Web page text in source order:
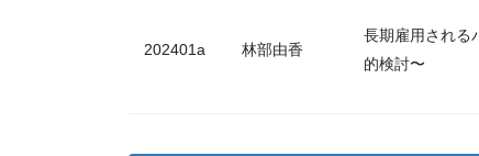
202401a 林部由香
長期雇用される
的検討〜